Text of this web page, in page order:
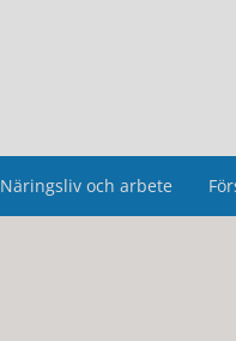
Näringsliv och arbete